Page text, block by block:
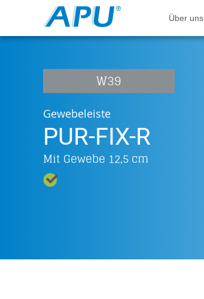
Über uns
W39
Gewebeleiste
PUR-FIX-R
Mit Gewebe 12,5 cm